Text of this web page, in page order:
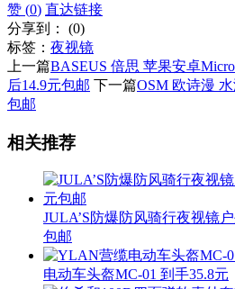
赞 (0) 直达链接
分享到： (0)
标签： 夜视镜
上一篇BASEUS 倍思 苹果安卓
后14.9元包邮 下一篇OSM 欧诗漫
包邮
相关推荐
JULA’S防爆防风骑行夜视镜
包邮
电动车头盔MC-01 到手35.8元